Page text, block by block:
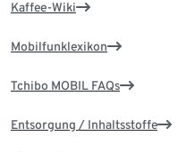
Kaffee-Wiki
Mobilfunklexikon
Tchibo MOBIL FAQs
Entsorgung / Inhaltsstoffe